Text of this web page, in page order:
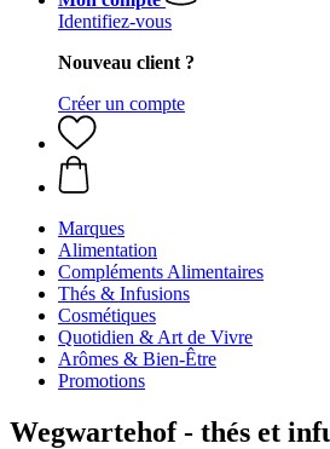
Identifiez-vous
Nouveau client ?
Créer un compte
Marques
Alimentation
Compléments Alimentaires
Thés & Infusions
Cosmétiques
Quotidien & Art de Vivre
Arômes & Bien-Être
Promotions
Wegwartehof - thés et